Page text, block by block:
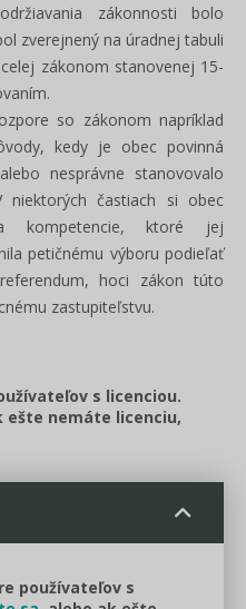
zákonnosti bolo
zverejnený na úradnej tabuli
zákonom stanovenej 15-
so zákonom napríklad
kedy je obec povinná
nesprávne stanovovalo
niektorých častiach si obec
kompetencie, ktoré jej
petičnému výboru podieľať
hoci zákon túto
zastupiteľstvu.
s licenciou.
ešte nemáte licenciu,
používateľov s